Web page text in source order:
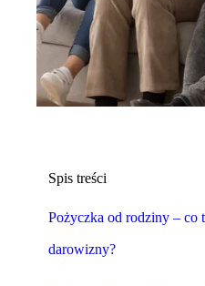
Spis treści
Pożyczka od rodziny – co
darowizny?